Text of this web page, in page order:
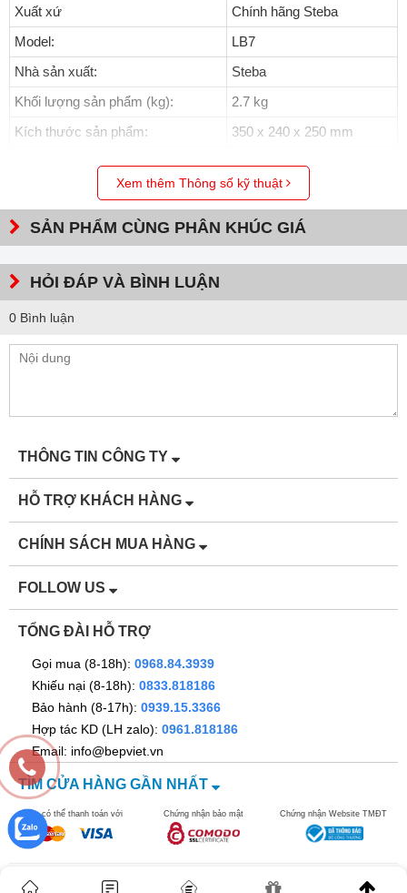
Xuất xứ
Chính hãng Steba
Model:
LB7
Nhà sản xuất:
Steba
Khối lượng sản phẩm (kg):
2.7 kg
Kích thước sản phẩm:
350 x 240 x 250 mm
Xem thêm Thông số kỹ thuật
SẢN PHẨM CÙNG PHÂN KHÚC GIÁ
HỎI ĐÁP VÀ BÌNH LUẬN
0 Bình luận
THÔNG TIN CÔNG TY
HỖ TRỢ KHÁCH HÀNG
CHÍNH SÁCH MUA HÀNG
FOLLOW US
TỔNG ĐÀI HỖ TRỢ
Gọi mua (8-18h): 0968.84.3939
Khiếu nại (8-18h): 0833.818186
Bảo hành (8-17h): 0939.15.3366
Hợp tác KD (LH zalo): 0961.818186
Email: info@bepviet.vn
TÌM CỬA HÀNG GẦN NHẤT
Bạn có thể thanh toán với Chứng nhận bảo mật Chứng nhận Website TMĐT